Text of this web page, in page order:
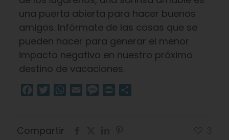
una puerta abierta para hacer buenos
amigos. Infórmate de las cosas que se
pueden hacer para generar el menor
impacto negativo en nuestro próximo
destino de vacaciones.
Facebook
TwitterWhatsApp
Email Message
Print
Compartir